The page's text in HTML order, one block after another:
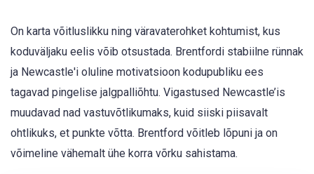
On karta võitluslikku ning väravaterohket kohtumist, kus
koduväljaku eelis võib otsustada. Brentfordi stabiilne rünnak
ja Newcastle'i oluline motivatsioon kodupubliku ees
tagavad pingelise jalgpalliõhtu. Vigastused Newcastle’is
muudavad nad vastuvõtlikumaks, kuid siiski piisavalt
ohtlikuks, et punkte võtta. Brentford võitleb lõpuni ja on
võimeline vähemalt ühe korra võrku sahistama.